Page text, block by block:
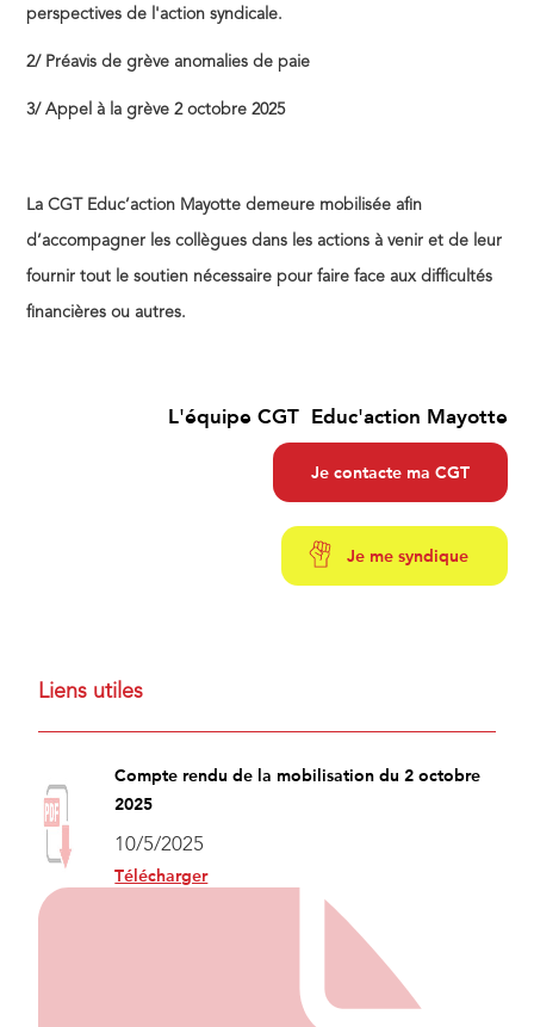
perspectives de l'action syndicale.
2/ Préavis de grève anomalies de paie
3/ Appel à la grève 2 octobre 2025
La CGT Educ’action Mayotte demeure mobilisée afin
d’accompagner les collègues dans les actions à venir et de leur
fournir tout le soutien nécessaire pour faire face aux difficultés
financières ou autres.
L'équipe CGT Educ'action Mayotte
Je contacte ma CGT
Je me syndique
Liens utiles
Compte rendu de la mobilisation du 2 octobre
2025
10/5/2025
Télécharger